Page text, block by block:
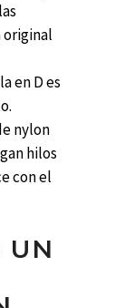
original
en D es
nylon
hilos
con el
UN